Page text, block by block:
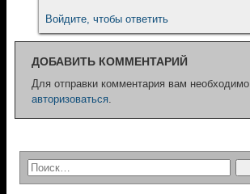
Войдите, чтобы ответить
ДОБАВИТЬ КОММЕНТАРИЙ
Для отправки комментария вам необходимо
авторизоваться.